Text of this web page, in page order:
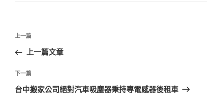
文
導
覽
上
一
文
章
上一篇
上一篇文章
下
一
下一篇
台中搬家公司絕對汽車吸塵器秉持專電感器後租車